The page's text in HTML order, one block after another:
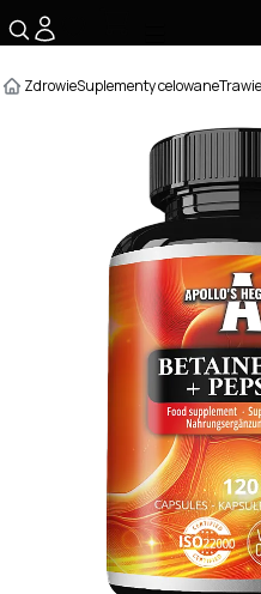
ZdrowieSuplementy celowane